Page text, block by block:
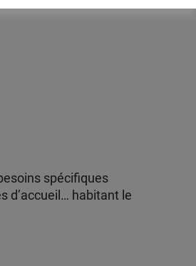
spécifiques
d’accueil… habitant le